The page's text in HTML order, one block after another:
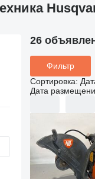
26
Фильтр
Сортировка:
Дата